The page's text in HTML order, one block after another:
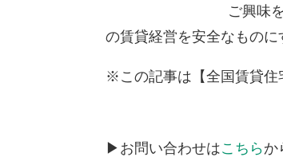
ご興味
の賃貸経営を安全なものに
※この記事は【全国賃貸住
▶お問い合わせはこちらか